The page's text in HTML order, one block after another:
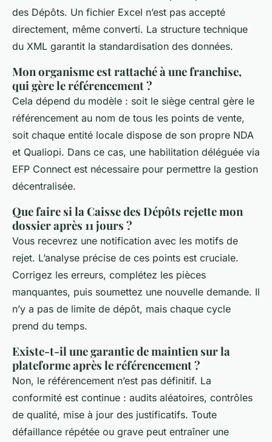
des Dépôts. Un fichier Excel n’est pas accepté
directement, même converti. La structure technique
du XML garantit la standardisation des données.
Mon organisme est rattaché à une franchise,
qui gère le référencement ?
Cela dépend du modèle : soit le siège central gère le
référencement au nom de tous les points de vente,
soit chaque entité locale dispose de son propre NDA
et Qualiopi. Dans ce cas, une habilitation déléguée via
EFP Connect est nécessaire pour permettre la gestion
décentralisée.
Que faire si la Caisse des Dépôts rejette mon
dossier après 11 jours ?
Vous recevrez une notification avec les motifs de
rejet. L’analyse précise de ces points est cruciale.
Corrigez les erreurs, complétez les pièces
manquantes, puis soumettez une nouvelle demande. Il
n’y a pas de limite de dépôt, mais chaque cycle
prend du temps.
Existe-t-il une garantie de maintien sur la
plateforme après le référencement ?
Non, le référencement n’est pas définitif. La
conformité est continue : audits aléatoires, contrôles
de qualité, mise à jour des justificatifs. Toute
défaillance répétée ou grave peut entraîner une